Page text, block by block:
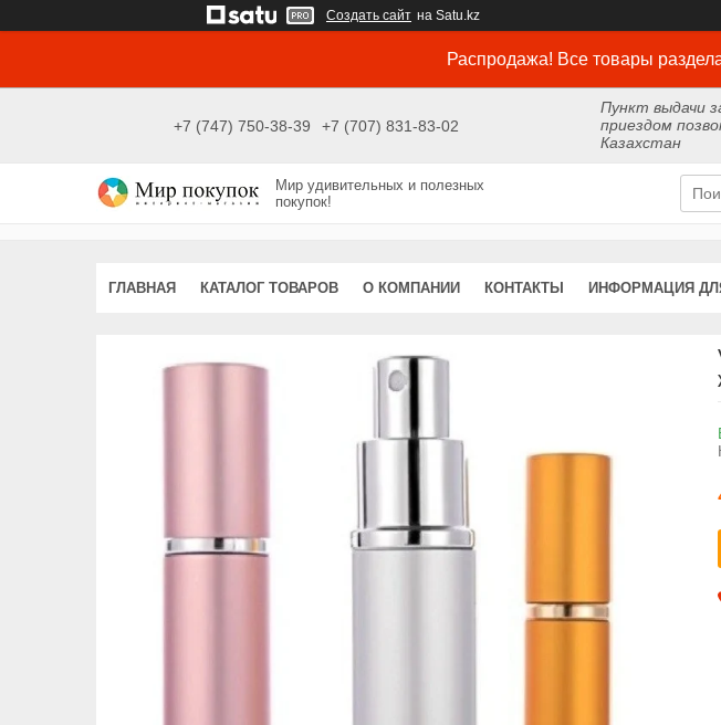
Создать сайт на Satu.kz
Распродажа! Все товары
+7 (747) 750-38-39 +7 (707) 831-83-02
Пункт выдачи
приездом
Казахстан
Мир удивительных и полезных
покупок!
ГЛАВНАЯ КАТАЛОГ ТОВАРОВ О КОМПАНИИ КОНТАКТЫ ИНФОРМАЦИЯ